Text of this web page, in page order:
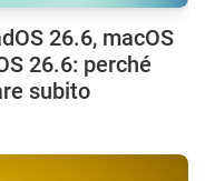
26.6, macOS
26.6: perché
subito